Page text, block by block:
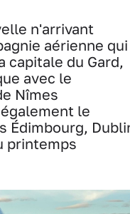
n'arrivant
aérienne qui
capitale du Gard,
avec le
Nîmes
le
Édimbourg,
printemps